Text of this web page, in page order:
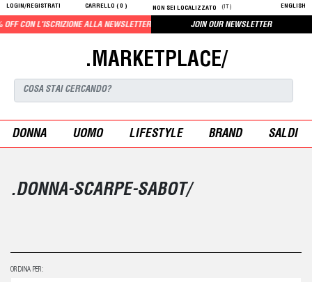
LOGIN/REGISTRATI CARRELLO ( 0 ) NON SEI LOCALIZZATO (IT) ENGLISH
CON L'ISCRIZIONE ALLA NEWSLETTER JOIN OUR NEWSLETTER
.MARKETPLACE/
DONNA UOMO LIFESTYLE BRAND SALDI
.DONNA-SCARPE-SABOT/
ORDINA PER: